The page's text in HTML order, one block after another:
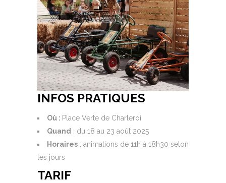
INFOS PRATIQUES
Où : Place Verte de Charleroi
Quand : du 18 au 23 août 2025
Horaires : animations de 11h à 18h30 selon
les jours
TARIF